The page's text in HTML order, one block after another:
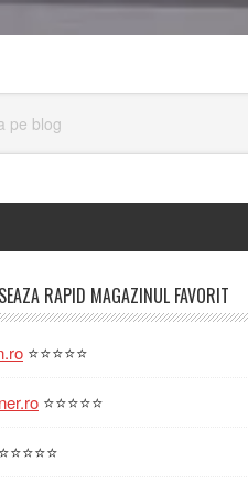
RAPID MAGAZINUL FAVORIT
⭐⭐⭐⭐⭐
⭐⭐⭐⭐⭐
⭐⭐⭐⭐⭐